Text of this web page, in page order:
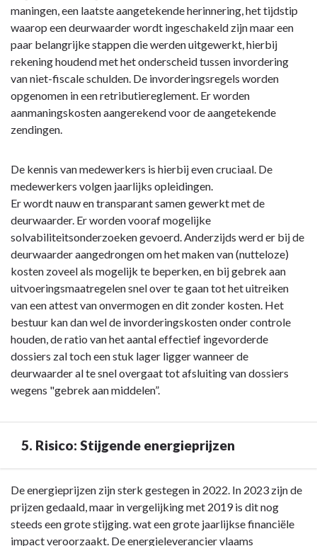
risico's
Risico:
structureel
onvermogende
debiteuren
maningen, een laatste aangetekende herinnering, het tijdstip
waarop een deurwaarder wordt ingeschakeld zijn maar een
paar belangrijke stappen die werden uitgewerkt, hierbij
rekening houdend met het onderscheid tussen invordering
van niet-fiscale schulden. De invorderingsregels worden
opgenomen in een retributiereglement. Er worden
aanmaningskosten aangerekend voor de aangetekende
zendingen.
De kennis van medewerkers is hierbij even cruciaal. De
medewerkers volgen jaarlijks opleidingen.
Er wordt nauw en transparant samen gewerkt met de
deurwaarder. Er worden vooraf mogelijke
solvabiliteitsonderzoeken gevoerd. Anderzijds werd er bij de
deurwaarder aangedrongen om het maken van (nutteloze)
kosten zoveel als mogelijk te beperken, en bij gebrek aan
uitvoeringsmaatregelen snel over te gaan tot het uitreiken
van een attest van onvermogen en dit zonder kosten. Het
bestuur kan dan wel de invorderingskosten onder controle
houden, de ratio van het aantal effectief ingevorderde
dossiers zal toch een stuk lager ligger wanneer de
deurwaarder al te snel overgaat tot afsluiting van dossiers
wegens "gebrek aan middelen”.
5. Risico: Stijgende energieprijzen
Terug
naar
navigatie
De energieprijzen zijn sterk gestegen in 2022. In 2023 zijn de
prijzen gedaald, maar in vergelijking met 2019 is dit nog
steeds een grote stijging. wat een grote jaarlijkse financiële
impact veroorzaakt. De energieleverancier vlaams